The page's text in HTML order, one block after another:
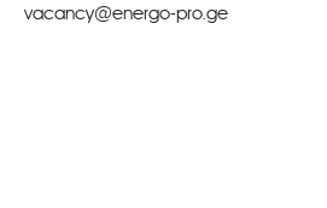
vacancy@energo-pro.ge